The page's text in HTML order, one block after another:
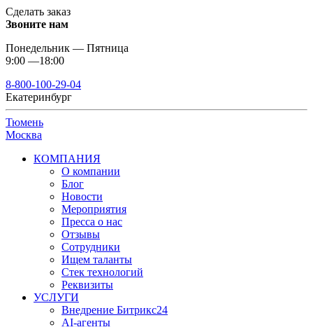
Сделать заказ
Звоните нам
Понедельник — Пятница
9:00 —18:00
8-800-100-29-04
Екатеринбург
Тюмень
Москва
КОМПАНИЯ
О компании
Блог
Новости
Мероприятия
Пресса о нас
Отзывы
Сотрудники
Ищем таланты
Стек технологий
Реквизиты
УСЛУГИ
Внедрение Битрикс24
AI-агенты